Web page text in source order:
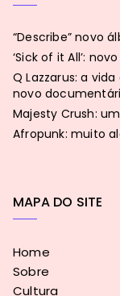
“Describe” novo
‘Sick of it All’:
Q Lazzarus: a
novo
Majesty Crush:
Afropunk: muito
MAPA DO SITE
Home
Sobre
Cultura